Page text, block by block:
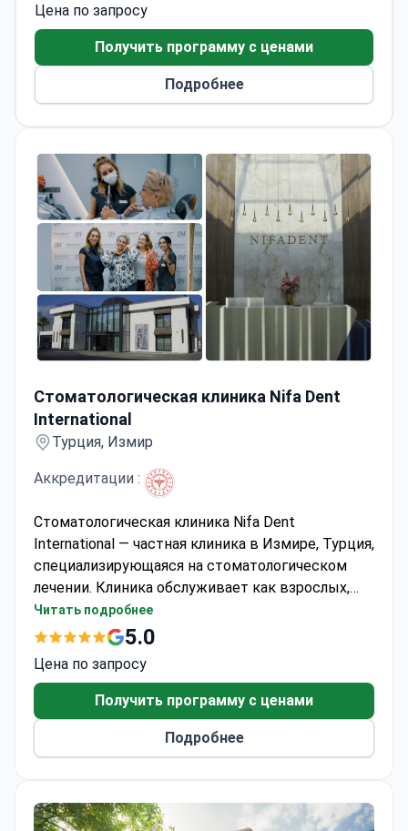
протезирование и челюстно-лицевую хирургию.
Благодаря опытной команде стоматологов,
современным системам визуализации и
компьютерному планированию, Inci Dis Clinic
Levent обеспечивает комфортные,
лечения. Клиника также имеет собственную
зуботехническую лабораторию, что
способствует ускорению рабочих процессов,
улучшению контроля качества и более
надежным клиническим результатам.
Цена по запросу
Получить программу с ценами
Подробнее
Стоматологическая клиника Nifa Dent
International
Турция, Измир
Аккредитации :
Стоматологическая клиника Nifa Dent
International — частная клиника в Измире, Турция,
специализирующаяся на стоматологическом
лечении. Клиника обслуживает как взрослых,
так и детей. Каждый год 562 пациента
выбирают Nifa Dent International для получения
Содружества, Балкан и стран СНГ посещают
клинику наиболее часто.
Читать подробнее
5.0
Цена по запросу
Получить программу с ценами
Подробнее